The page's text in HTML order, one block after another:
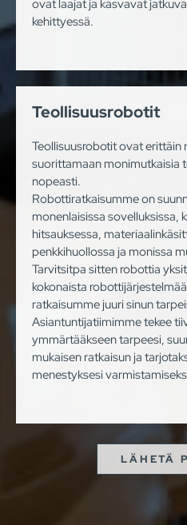
ovat laajat ja kasvavat
kehittyessä.
Teollisuusrobotit
Teollisuusrobotit ovat
suorittamaan monimutkaisia
nopeasti.
Robottiratkaisumme on
monenlaisissa sovelluksissa,
hitsauksessa,
penkkihuollossa ja monissa
Tarvitsitpa sitten robottia
kokonaista
ratkaisumme juuri sinun
Asiantuntijatiimimme tekee
ymmärtääkseen tarpeesi,
mukaisen ratkaisun ja
menestyksesi
LÄHETÄ